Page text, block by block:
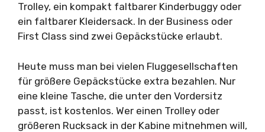
Trolley, ein kompakt faltbarer Kinderbuggy oder
ein faltbarer Kleidersack. In der Business oder
First Class sind zwei Gepäckstücke erlaubt.
Heute muss man bei vielen Fluggesellschaften
für größere Gepäckstücke extra bezahlen. Nur
eine kleine Tasche, die unter den Vordersitz
passt, ist kostenlos. Wer einen Trolley oder
größeren Rucksack in der Kabine mitnehmen will,